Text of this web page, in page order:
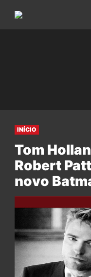
INÍCIO
Tom
Robert
novo